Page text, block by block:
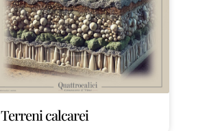
Terreni calcarei